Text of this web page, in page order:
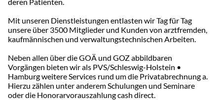
Mit unseren Dienstleistungen entlasten wir Tag für Tag
unsere über 3500 Mitglieder und Kunden von arztfremden,
kaufmännischen und verwaltungstechnischen Arbeiten.
Neben allen über die GOÄ und GOZ abbildbaren
Vorgängen bieten wir als PVS/Schleswig-Holstein •
Hamburg weitere Services rund um die Privatabrechnung a.
Hierzu zählen unter anderem Schulungen und Seminare
oder die Honorarvorauszahlung cash direct.